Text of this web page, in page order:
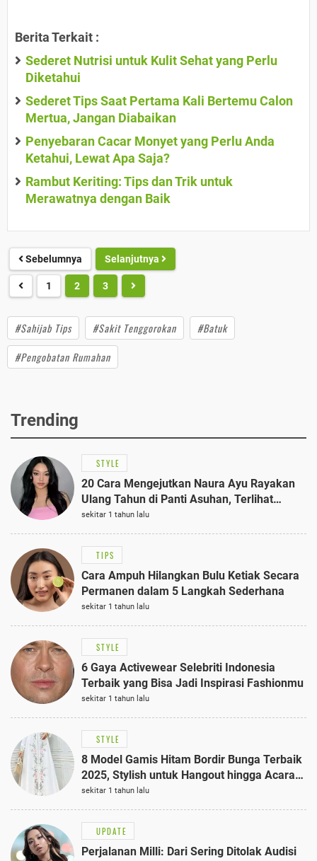
Berita Terkait :
Sederet Nutrisi untuk Kulit Sehat yang Perlu
Diketahui
Sederet Tips Saat Pertama Kali Bertemu Calon
Mertua, Jangan Diabaikan
Penyebaran Cacar Monyet yang Perlu Anda
Ketahui, Lewat Apa Saja?
Rambut Keriting: Tips dan Trik untuk
Merawatnya dengan Baik
Sebelumnya Selanjutnya
1 2 3
#Sahijab Tips #Sakit Tenggorokan
#Batuk
#Pengobatan Rumahan
Trending
STYLE
20 Cara Mengejutkan Naura Ayu Rayakan
Ulang Tahun di Panti Asuhan, Terlihat
Anggun dengan Kaftan Cokelat
sekitar 1 tahun lalu
TIPS
Cara Ampuh Hilangkan Bulu Ketiak Secara
Permanen dalam 5 Langkah Sederhana
sekitar 1 tahun lalu
STYLE
6 Gaya Activewear Selebriti Indonesia
Terbaik yang Bisa Jadi Inspirasi Fashionmu
sekitar 1 tahun lalu
STYLE
8 Model Gamis Hitam Bordir Bunga Terbaik
2025, Stylish untuk Hangout hingga Acara
Semi-Formal
sekitar 1 tahun lalu
UPDATE
Perjalanan Milli: Dari Sering Ditolak Audisi